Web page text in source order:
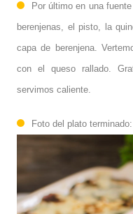
Por último en una
berenjenas, el pisto, la
capa de berenjena.
con el queso rallado.
servimos caliente.
Foto del plato terminado: